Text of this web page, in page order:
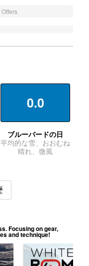
0.0
ブルーバードの日
平均的な雪、おおむね
晴れ、微風